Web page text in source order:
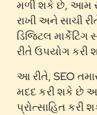
મળી શકે છે, આમ
રાખી અને સાચી
ડિજિટલ
રીતે ઉપયોગ કરી
આ રીતે, SEO
મદદ કરી શકે છે
પ્રોત્સાહિત કરી